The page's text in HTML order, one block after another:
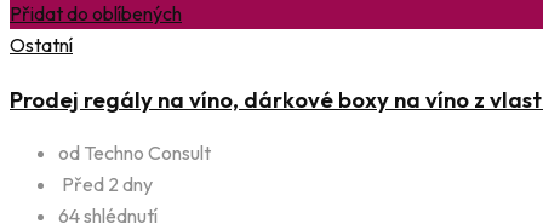
Přidat do oblíbených
Ostatní
Prodej regály na víno, dárkové boxy na víno z
od Techno Consult
Před 2 dny
64 shlédnutí